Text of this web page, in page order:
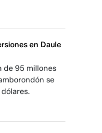
en Daule
de 95 millones
se